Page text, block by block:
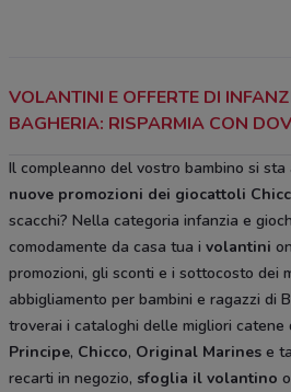
VOLANTINI E OFFERTE DI
BAGHERIA: RISPARMIA CON
Il compleanno del vostro bambino si sta
nuove promozioni dei giocattoli
scacchi? Nella categoria infanzia e
comodamente da casa tua i volantini
promozioni, gli sconti e i sottocosto dei
abbigliamento per bambini e ragazzi di
troverai i cataloghi delle migliori catene
Principe, Chicco, Original Marines e
recarti in negozio, sfoglia il volantino